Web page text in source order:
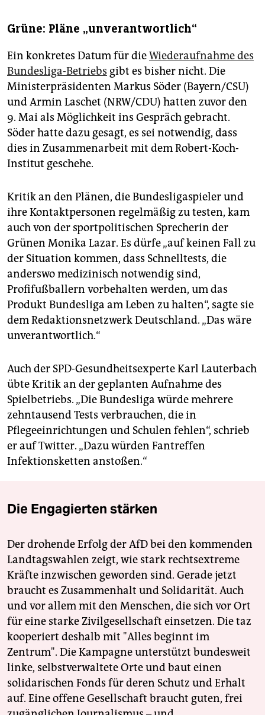
Grüne: Pläne „unverantwortlich“
Ein konkretes Datum für dieWiederaufnahme des
Bundesliga-Betriebs gibt es bisher nicht. Die
Ministerpräsidenten Markus Söder (Bayern/CSU)
und Armin Laschet (NRW/CDU) hatten zuvor den
9. Mai als Möglichkeit ins Gespräch gebracht.
Söder hatte dazu gesagt, es sei notwendig, dass
dies in Zusammenarbeit mit dem Robert-Koch-
Institut geschehe.
Kritik an den Plänen, die Bundesligaspieler und
ihre Kontaktpersonen regelmäßig zu testen, kam
auch von der sportpolitischen Sprecherin der
Grünen Monika Lazar. Es dürfe „auf keinen Fall zu
der Situation kommen, dass Schnelltests, die
anderswo medizinisch notwendig sind,
Profifußballern vorbehalten werden, um das
Produkt Bundesliga am Leben zu halten“, sagte sie
dem Redaktionsnetzwerk Deutschland. „Das wäre
unverantwortlich.“
Auch der SPD-Gesundheitsexperte Karl Lauterbach
übte Kritik an der geplanten Aufnahme des
Spielbetriebs. „Die Bundesliga würde mehrere
zehntausend Tests verbrauchen, die in
Pflegeeinrichtungen und Schulen fehlen“, schrieb
er auf Twitter. „Dazu würden Fantreffen
Infektionsketten anstoßen.“
Die Engagierten stärken
Der drohende Erfolg der AfD bei den kommenden
Landtagswahlen zeigt, wie stark rechtsextreme
Kräfte inzwischen geworden sind. Gerade jetzt
braucht es Zusammenhalt und Solidarität. Auch
und vor allem mit den Menschen, die sich vor Ort
für eine starke Zivilgesellschaft einsetzen. Die taz
kooperiert deshalb mit "Alles beginnt im
Zentrum". Die Kampagne unterstützt bundesweit
linke, selbstverwaltete Orte und baut einen
solidarischen Fonds für deren Schutz und Erhalt
auf. Eine offene Gesellschaft braucht guten, frei